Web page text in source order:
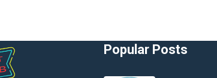
Popular Posts